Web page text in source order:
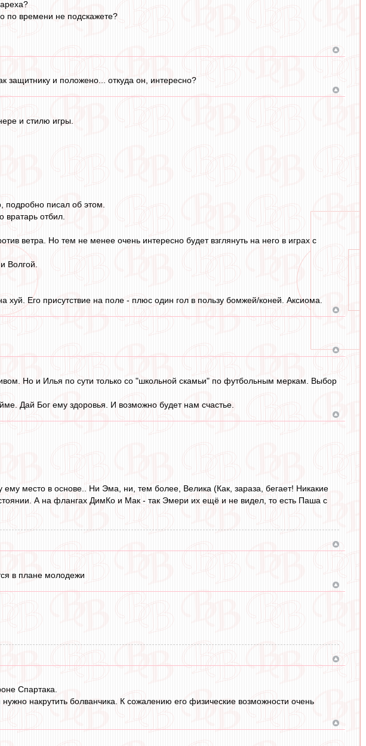
по времени не подскажете?
защитнику и положено... откуда он, интересно?
и стилю игры.
писал об этом.
отбил.
ветра. Но тем не менее очень интересно будет взглянуть на него в играх с
Волгой.
Его присутствие на поле - плюс один гол в пользу бомжей/коней. Аксиома.
Но и Илья по сути только со "школьной скамьи" по футбольным меркам. Выбор
Дай Бог ему здоровья. И возможно будет нам счастье.
место в основе.. Ни Эма, ни, тем более, Велика (Как, зараза, бегает! Никакие
А на флангах ДимКо и Мак - так Эмери их ещё и не видел, то есть Паша с
в плане молодежи
Спартака.
накрутить болванчика. К сожалению его физические возможности очень